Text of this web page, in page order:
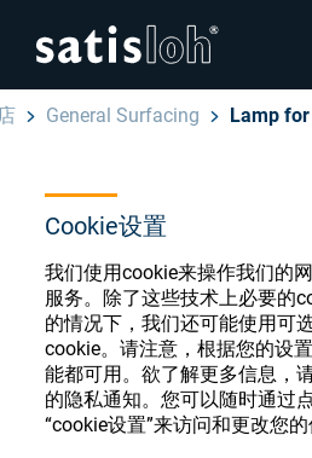
Cookie设置
我们使用cookie来操作我们的
服务。除了这些技术上必要的
的情况下，我们还可能使用可
cookie。请注意，根据您的设
能都可用。欲了解更多信息，
的隐私通知。您可以随时通过
“cookie设置”来访问和更改您的
眼镜光学
精密光学
隐藏页面导航
English
Deutsch
Español
Français
General Surfacing Lamp
眼镜光学耗材
注册或登录以访问您的帐
种眼镜光学耗材